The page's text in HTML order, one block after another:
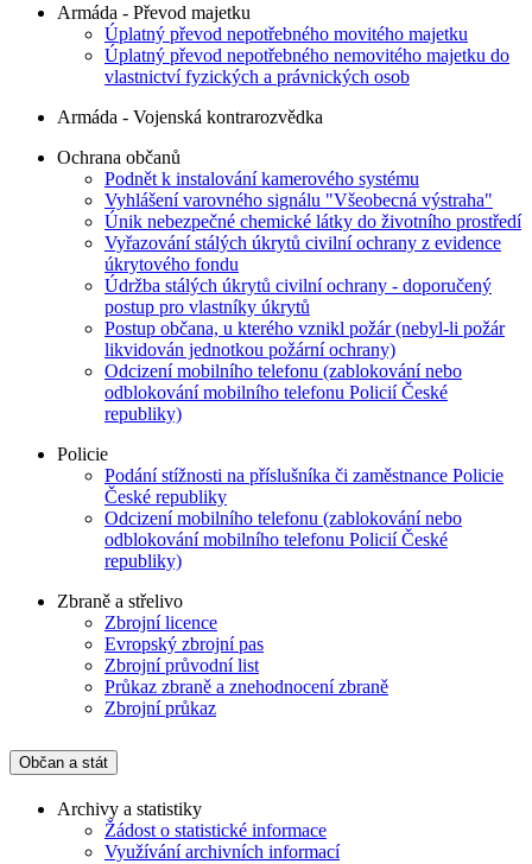
Armáda - Převod majetku
Úplatný převod nepotřebného movitého majetku
Úplatný převod nepotřebného nemovitého majetku do
vlastnictví fyzických a právnických osob
Armáda - Vojenská kontrarozvědka
Ochrana občanů
Podnět k instalování kamerového systému
Vyhlášení varovného signálu "Všeobecná výstraha"
Únik nebezpečné chemické látky do životního prostředí
Vyřazování stálých úkrytů civilní ochrany z evidence
úkrytového fondu
Údržba stálých úkrytů civilní ochrany - doporučený
postup pro vlastníky úkrytů
Postup občana, u kterého vznikl požár (nebyl-li požár
likvidován jednotkou požární ochrany)
Odcizení mobilního telefonu (zablokování nebo
odblokování mobilního telefonu Policií České
republiky)
Policie
Podání stížnosti na příslušníka či zaměstnance Policie
České republiky
Odcizení mobilního telefonu (zablokování nebo
odblokování mobilního telefonu Policií České
republiky)
Zbraně a střelivo
Zbrojní licence
Evropský zbrojní pas
Zbrojní průvodní list
Průkaz zbraně a znehodnocení zbraně
Zbrojní průkaz
Občan a stát
Archivy a statistiky
Žádost o statistické informace
Využívání archivních informací